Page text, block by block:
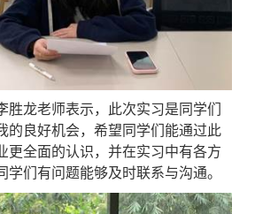
胜龙老师表示，此次实习是同学们
的良好机会，希望同学们能通过此
更全面的认识，并在实习中有各方
学们有问题能够及时联系与沟通。